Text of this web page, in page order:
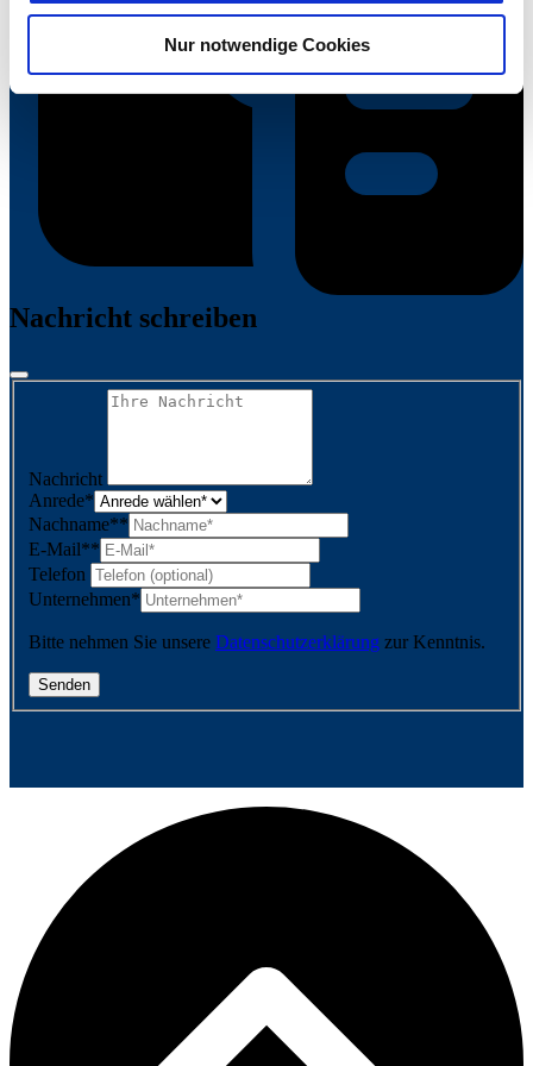
Informationen entnehmen Sie unserer
Datenschutzerklärung für diese Website.
Nur notwendige Cookies
Nachricht schreiben
Nachricht
Anrede*
Nachname**
E-Mail**
Telefon
Unternehmen*
Bitte nehmen Sie unsere Datenschutzerklärung zur Kenntnis.